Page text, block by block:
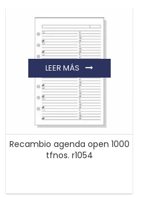
Recambio agenda open 1000
tfnos. r1054
LEER MÁS